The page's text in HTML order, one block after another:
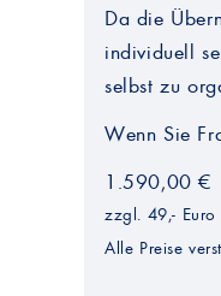
Da die
individuell
selbst zu
Wenn Sie
1.590,00 €
zzgl. 49,- Euro
Alle Preise